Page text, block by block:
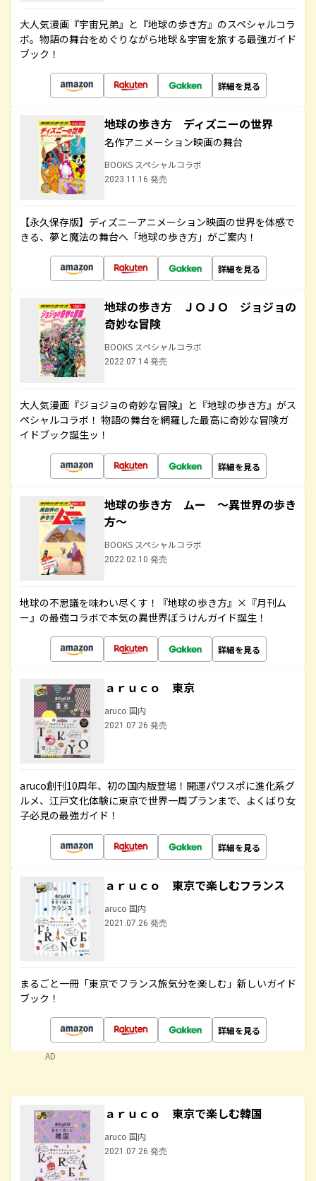
大人気漫画『宇宙兄弟』と『地球の歩き方』のスペシャルコラ
ボ。物語の舞台をめぐりながら地球＆宇宙を旅する最強ガイド
ブック！
詳細を見る
地球の歩き方 ディズニーの世界
名作アニメーション映画の舞台
BOOKS スペシャルコラボ
2023.11.16 発売
【永久保存版】ディズニーアニメーション映画の世界を体感で
きる、夢と魔法の舞台へ「地球の歩き方」がご案内！
詳細を見る
地球の歩き方 ＪＯＪＯ ジョジョの
奇妙な冒険
BOOKS スペシャルコラボ
2022.07.14 発売
大人気漫画『ジョジョの奇妙な冒険』と『地球の歩き方』がス
ペシャルコラボ！ 物語の舞台を網羅した最高に奇妙な冒険ガ
イドブック誕生ッ！
詳細を見る
地球の歩き方 ムー ～異世界の歩き
方～
BOOKS スペシャルコラボ
2022.02.10 発売
地球の不思議を味わい尽くす！『地球の歩き方』×『月刊ム
ー』の最強コラボで本気の異世界ぼうけんガイド誕生！
詳細を見る
ａｒｕｃｏ 東京
aruco 国内
2021.07.26 発売
aruco創刊10周年、初の国内版登場！開運パワスポに進化系グ
ルメ、江戸文化体験に東京で世界一周プランまで、よくばり女
子必見の最強ガイド！
詳細を見る
ａｒｕｃｏ 東京で楽しむフランス
aruco 国内
2021.07.26 発売
まるごと一冊「東京でフランス旅気分を楽しむ」新しいガイド
ブック！
詳細を見る
AD
ａｒｕｃｏ 東京で楽しむ韓国
aruco 国内
2021.07.26 発売